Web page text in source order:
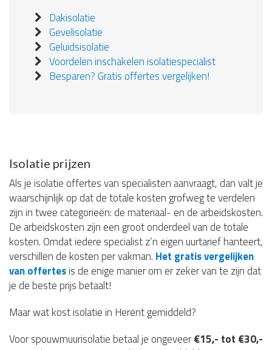
Dakisolatie
Gevelisolatie
Geluidsisolatie
Voordelen inschakelen isolatiespecialist
Besparen? Gratis offertes vergelijken!
Isolatie prijzen
Als je isolatie offertes van specialisten aanvraagt, dan valt je
waarschijnlijk op dat de totale kosten grofweg te verdelen
zijn in twee categorieën: de materiaal- en de arbeidskosten.
De arbeidskosten zijn een groot onderdeel van de totale
kosten. Omdat iedere specialist z’n eigen uurtarief hanteert,
verschillen de kosten per vakman. Het gratis vergelijken
van offertesis de enige manier om er zeker van te zijn dat
je de beste prijs betaalt!
Maar wat kost isolatie in Herent gemiddeld?
Voor spouwmuurisolatie betaal je ongeveer€15,- tot €30,-